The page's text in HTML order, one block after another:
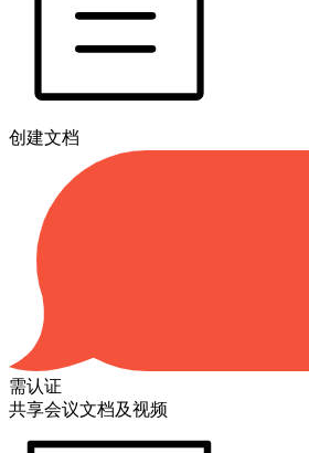
创建文档
需认证
共享会议文档及视频